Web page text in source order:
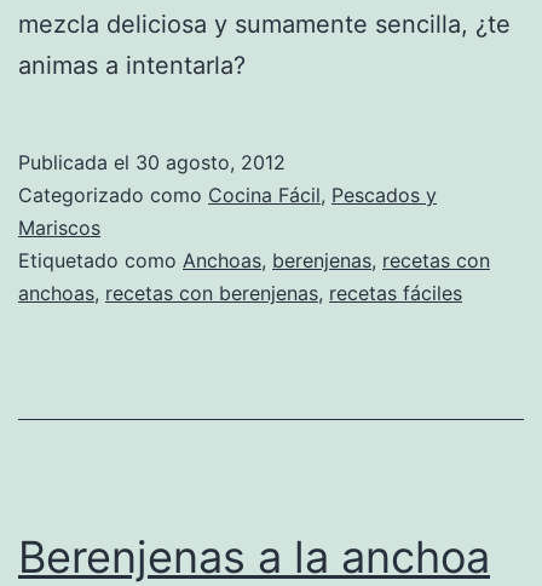
mezcla deliciosa y sumamente sencilla, ¿te
animas a intentarla?
Publicada el 30 agosto, 2012
Categorizado como Cocina Fácil, Pescados y
Mariscos
Etiquetado como Anchoas, berenjenas, recetas con
anchoas, recetas con berenjenas, recetas fáciles
Berenjenas a la anchoa